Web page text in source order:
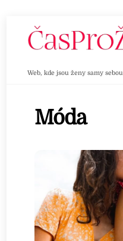
Web, kde jsou ženy samy sebou
Móda